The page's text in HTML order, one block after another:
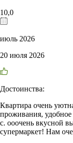
10,0
июль 2026
20 июля 2026
Достоинства:
Квартира очень
проживания, удобное
с. ооочень вкусной
супермаркет! Нам